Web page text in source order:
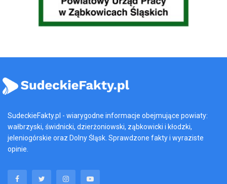
SudeckieFakty.pl - wiarygodne informacje obejmujące powiaty:
wałbrzyski, świdnicki, dzierżoniowski, ząbkowicki i kłodzki,
jeleniogórskie oraz Dolny Śląsk. Sprawdzone fakty i wyraziste
opinie.